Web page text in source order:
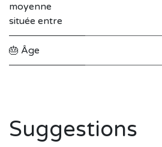
moyenne
située entre
🎂 Âge
Suggestions